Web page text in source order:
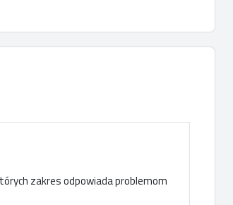
zakres odpowiada problemom